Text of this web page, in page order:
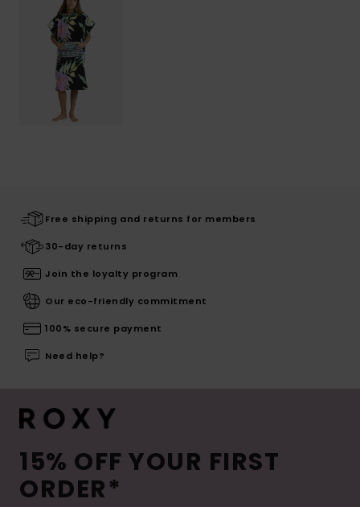
Free shipping and returns for members
30-day returns
Join the loyalty program
Our eco-friendly commitment
100% secure payment
Need help?
15% OFF YOUR FIRST
ORDER*